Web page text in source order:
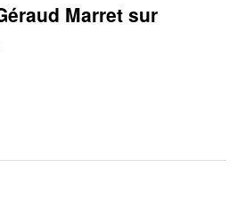
Marret sur